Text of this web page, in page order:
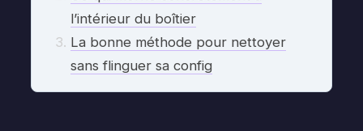
l’intérieur du boîtier
La bonne méthode pour nettoyer
sans flinguer sa config